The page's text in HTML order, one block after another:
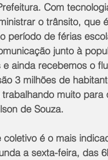
Com
o trânsito, que
período de férias
junto à
ainda recebemos o
3 milhões de
muito para
de Souza.
é o mais
a sexta-feira, das